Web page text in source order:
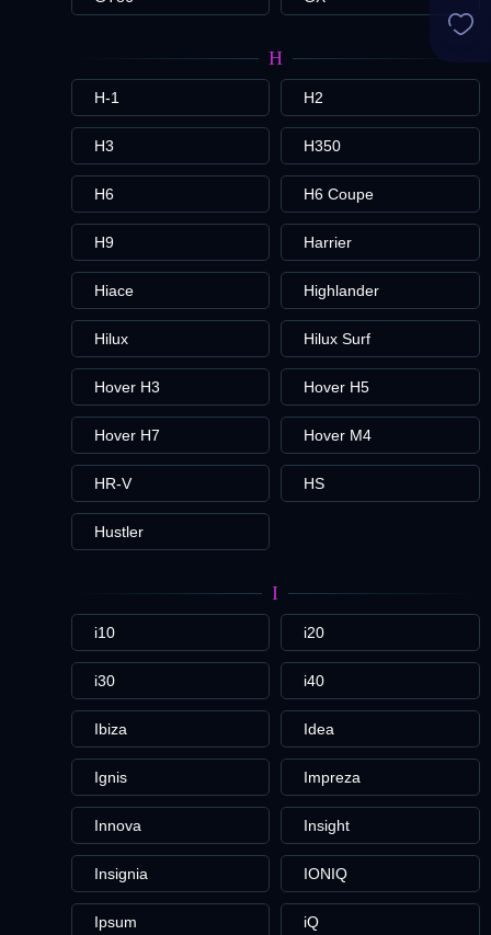
H
H-1 H2
H3 H350
H6 H6 Coupe
H9 Harrier
Hiace Highlander
Hilux Hilux Surf
Hover H3 Hover H5
Hover H7 Hover M4
HR-V HS
Hustler
I
i10 i20
i30 i40
Ibiza Idea
Ignis Impreza
Innova Insight
Insignia IONIQ
Ipsum iQ